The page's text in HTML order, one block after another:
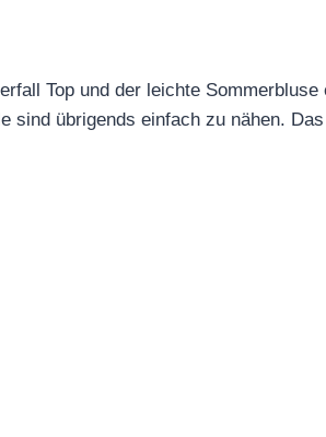
Top und der leichte
sind übrigends einfach zu nähen.